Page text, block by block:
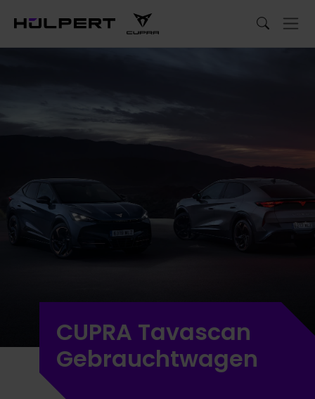
CUPRA Tavascan
Gebrauchtwagen